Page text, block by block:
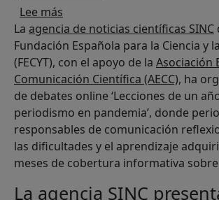
Lee más
La agencia de noticias científicas SINC
Fundación Española para la Ciencia y
(FECYT), con el apoyo de la Asociación
Comunicación Científica (AECC), ha
de debates online ‘Lecciones de un
periodismo en pandemia’, donde
responsables de comunicación
las dificultades y el aprendizaje
meses de cobertura informativa sobre
La agencia SINC